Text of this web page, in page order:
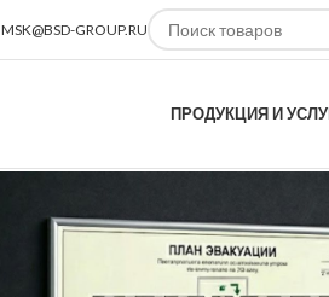
MSK@BSD-GROUP.RU
ПРОДУКЦИЯ И